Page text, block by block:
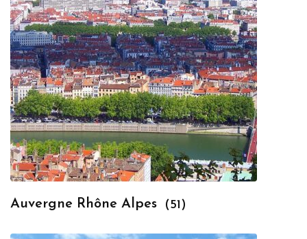
Auvergne Rhône Alpes (51)